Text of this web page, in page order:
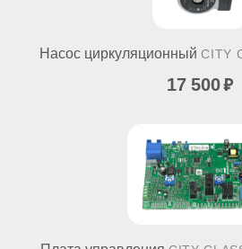
Насос циркуляционныйCITY
17 500